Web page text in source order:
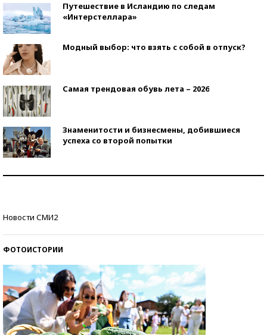
Путешествие в Исландию по следам
«Интерстеллара»
Модный выбор: что взять с собой в отпуск?
Самая трендовая обувь лета – 2026
Знаменитости и бизнесмены, добившиеся
успеха со второй попытки
Новости СМИ2
ФОТОИСТОРИИ